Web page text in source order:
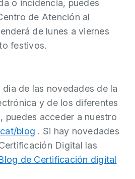
o incidencia, puedes
de Atención al
de lunes a viernes
festivos.
día de las novedades de la
y de los diferentes
puedes acceder a nuestro
blog . Si hay novedades
Digital las
de Certificación digital